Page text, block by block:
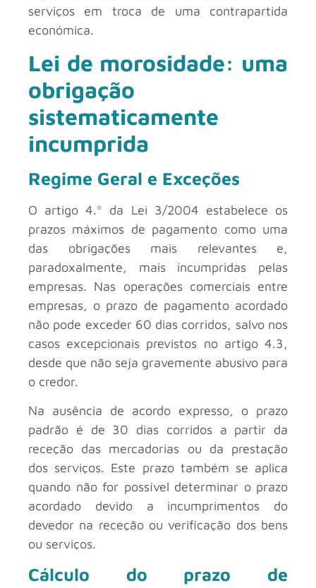
serviços em troca de uma contrapartida
económica.
Lei de morosidade: uma
obrigação
sistematicamente
incumprida
Regime Geral e Exceções
O artigo 4.º da Lei 3/2004 estabelece os
prazos máximos de pagamento como uma
das obrigações mais relevantes e,
paradoxalmente, mais incumpridas pelas
empresas. Nas operações comerciais entre
empresas, o prazo de pagamento acordado
não pode exceder 60 dias corridos, salvo nos
casos excepcionais previstos no artigo 4.3,
desde que não seja gravemente abusivo para
o credor.
Na ausência de acordo expresso, o prazo
padrão é de 30 dias corridos a partir da
receção das mercadorias ou da prestação
dos serviços. Este prazo também se aplica
quando não for possível determinar o prazo
acordado devido a incumprimentos do
devedor na receção ou verificação dos bens
ou serviços.
Cálculo do prazo de